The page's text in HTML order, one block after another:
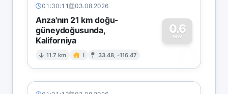
01:30:11 03.08.2026
Anza'nın 21 km doğu-
güneydoğusunda,
Kaliforniya
11.7 km I 33.48, -116.47
0.6
MW
0